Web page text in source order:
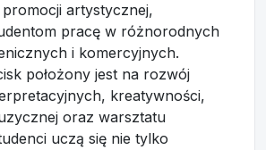
artystycznej,
pracę w różnorodnych
i komercyjnych.
położony jest na rozwój
kreatywności,
oraz warsztatu
uczą się nie tylko